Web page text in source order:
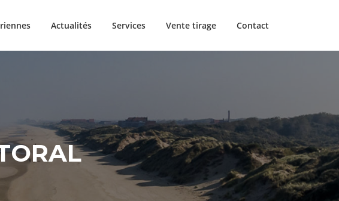
Actualités Services Vente tirage Contact